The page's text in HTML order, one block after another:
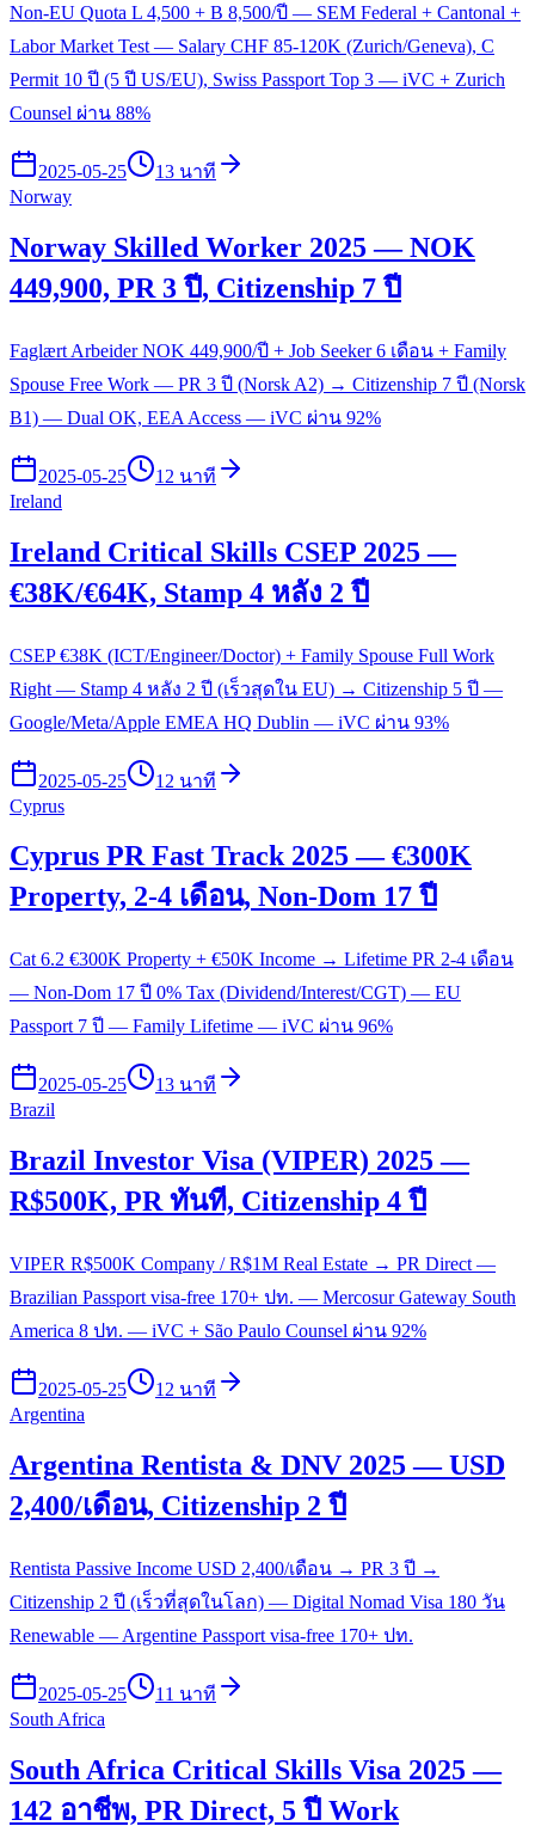
Non-EU Quota L 4,500 + B 8,500/ปี — SEM Federal + Cantonal +
Labor Market Test — Salary CHF 85-120K (Zurich/Geneva), C
Permit 10 ปี (5 ปี US/EU), Swiss Passport Top 3 — iVC + Zurich
Counsel ผ่าน 88%
2025-05-25
13 นาที
Norway
Norway Skilled Worker 2025 — NOK
449,900, PR 3 ปี, Citizenship 7 ปี
Faglært Arbeider NOK 449,900/ปี + Job Seeker 6 เดือน + Family
Spouse Free Work — PR 3 ปี (Norsk A2) → Citizenship 7 ปี (Norsk
B1) — Dual OK, EEA Access — iVC ผ่าน 92%
2025-05-25
12 นาที
Ireland
Ireland Critical Skills CSEP 2025 —
€38K/€64K, Stamp 4 หลัง 2 ปี
CSEP €38K (ICT/Engineer/Doctor) + Family Spouse Full Work
Right — Stamp 4 หลัง 2 ปี (เร็วสุดใน EU) → Citizenship 5 ปี —
Google/Meta/Apple EMEA HQ Dublin — iVC ผ่าน 93%
2025-05-25
12 นาที
Cyprus
Cyprus PR Fast Track 2025 — €300K
Property, 2-4 เดือน, Non-Dom 17 ปี
Cat 6.2 €300K Property + €50K Income → Lifetime PR 2-4 เดือน
— Non-Dom 17 ปี 0% Tax (Dividend/Interest/CGT) — EU
Passport 7 ปี — Family Lifetime — iVC ผ่าน 96%
2025-05-25
13 นาที
Brazil
Brazil Investor Visa (VIPER) 2025 —
R$500K, PR ทันที, Citizenship 4 ปี
VIPER R$500K Company / R$1M Real Estate → PR Direct —
Brazilian Passport visa-free 170+ ปท. — Mercosur Gateway South
America 8 ปท. — iVC + São Paulo Counsel ผ่าน 92%
2025-05-25
12 นาที
Argentina
Argentina Rentista & DNV 2025 — USD
2,400/เดือน, Citizenship 2 ปี
Rentista Passive Income USD 2,400/เดือน → PR 3 ปี →
Citizenship 2 ปี (เร็วที่สุดในโลก) — Digital Nomad Visa 180 วัน
Renewable — Argentine Passport visa-free 170+ ปท.
2025-05-25
11 นาที
South Africa
South Africa Critical Skills Visa 2025 —
142 อาชีพ, PR Direct, 5 ปี Work